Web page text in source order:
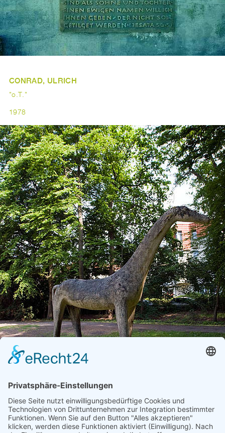
CONRAD, ULRICH
"o.T."
1978